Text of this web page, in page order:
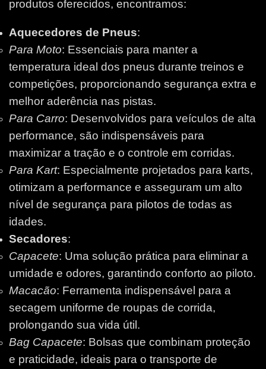
produtos oferecidos, encontramos:
Aquecedores de Pneus:
Para Moto: Essenciais para manter a
temperatura ideal dos pneus durante treinos e
competições, proporcionando segurança extra e
melhor aderência nas pistas.
Para Carro: Desenvolvidos para veículos de alta
performance, são indispensáveis para
maximizar a tração e o controle em corridas.
Para Kart: Especialmente projetados para karts,
otimizam a performance e asseguram um alto
nível de segurança para pilotos de todas as
idades.
Secadores:
Capacete: Uma solução prática para eliminar a
umidade e odores, garantindo conforto ao piloto.
Macacão: Ferramenta indispensável para a
secagem uniforme de roupas de corrida,
prolongando sua vida útil.
Bag Capacete: Bolsas que combinam proteção
e praticidade, ideais para o transporte de